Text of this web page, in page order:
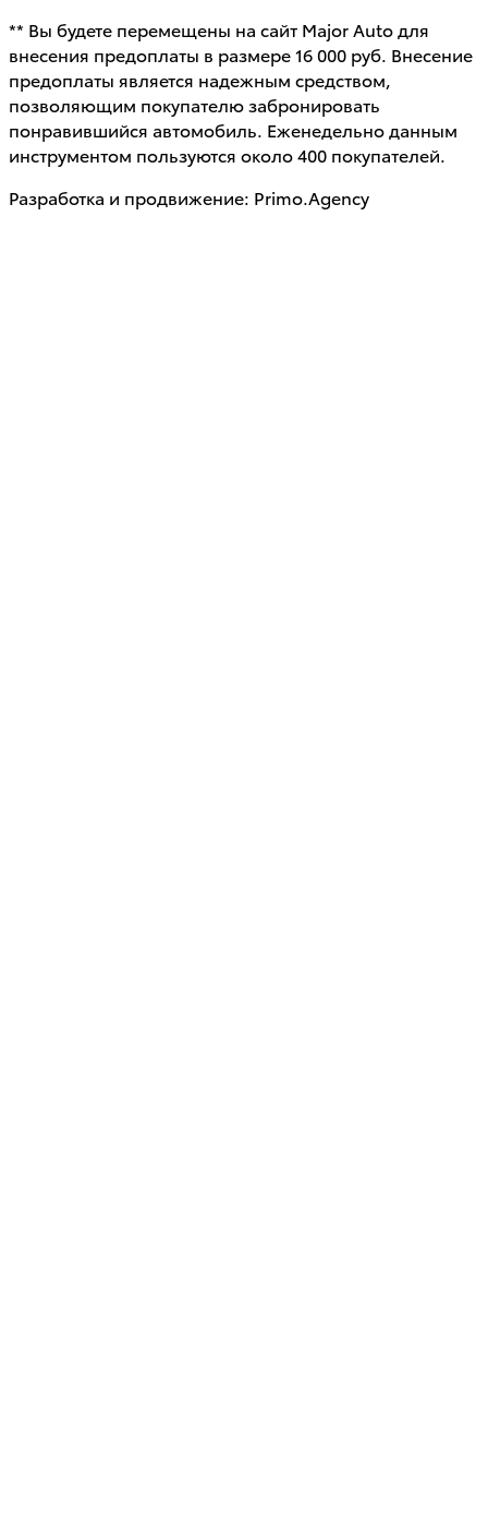
** Вы будете перемещены на сайт Major Auto для
внесения предоплаты в размере 16 000 руб. Внесение
предоплаты является надежным средством,
позволяющим покупателю забронировать
понравившийся автомобиль. Еженедельно данным
инструментом пользуются около 400 покупателей.
Разработка и продвижение: Primo.Agency